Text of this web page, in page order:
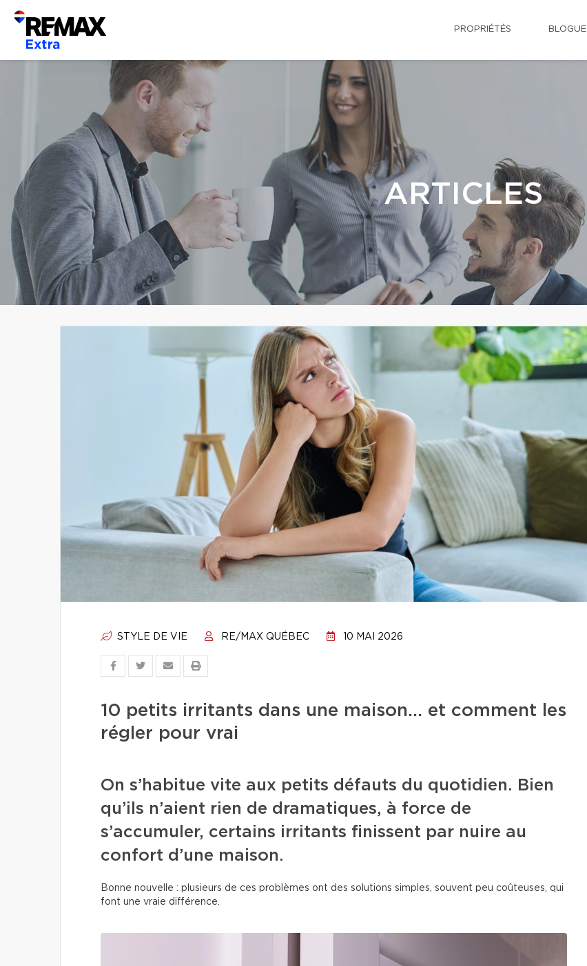
PROPRIÉTÉS BLOGUE
ARTICLES
STYLE DE VIE RE/MAX QUÉBEC 10 MAI 2026
10 petits irritants dans une maison… et comment les
régler pour vrai
On s’habitue vite aux petits défauts du quotidien. Bien
qu’ils n’aient rien de dramatiques, à force de
s’accumuler, certains irritants finissent par nuire au
confort d’une maison.
Bonne nouvelle : plusieurs de ces problèmes ont des solutions simples, souvent peu coûteuses, qui
font une vraie différence.